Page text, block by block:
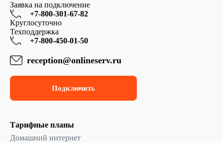
Заявка на подключение
+7-800-301-67-82
Круглосуточно
Техподдержка
+7-800-450-01-50
reception@onlineserv.ru
Подключить
Тарифные планы
Домашний интернет